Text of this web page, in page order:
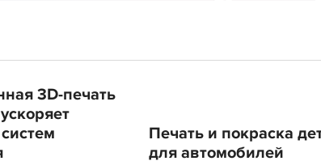
3D-печать
Печать и покраска
для автомобилей